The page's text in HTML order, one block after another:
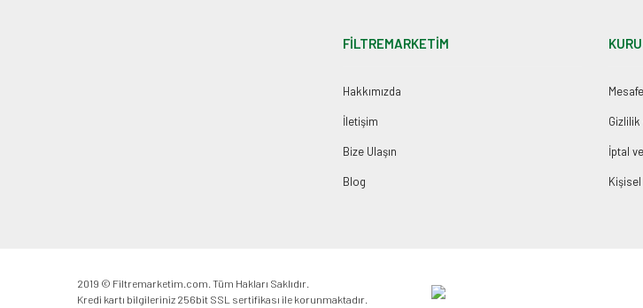
FİLTREMARKETİM
Hakkımızda
İletişim
Bize Ulaşın
Blog
Gizlilik
İptal
2019 © Filtremarketim.com. Tüm Hakları Saklıdır.
Kredi kartı bilgileriniz 256bit SSL sertifikası ile korunmaktadır.